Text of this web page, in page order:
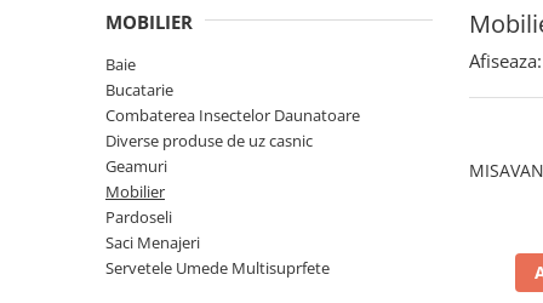
EYFEL Odorizant Auto 10 ml
Betisoare 120 ml
EYFEL Spray Odorizant 400 ml
LORIS Odorizant cu Betisoare 120
Detergent Rufe
MOBILIER
Baie
Bucatarie
Combaterea Insectelor Daunatoare
Diverse produse de uz casnic
Geamuri
Mobilier
Pardoseli
Saci Menajeri
Servetele Umede Multisuprfete
Afiseaza: